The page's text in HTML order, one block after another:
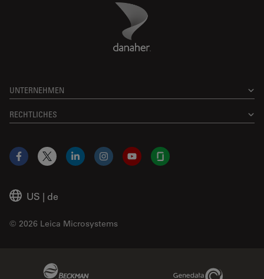
Danaher Logo
UNTERNEHMEN
RECHTLICHES
US | de
© 2026 Leica Microsystems
Facebook
X LinkedInInstagramYouTubeGlassdoor
Genedata Link